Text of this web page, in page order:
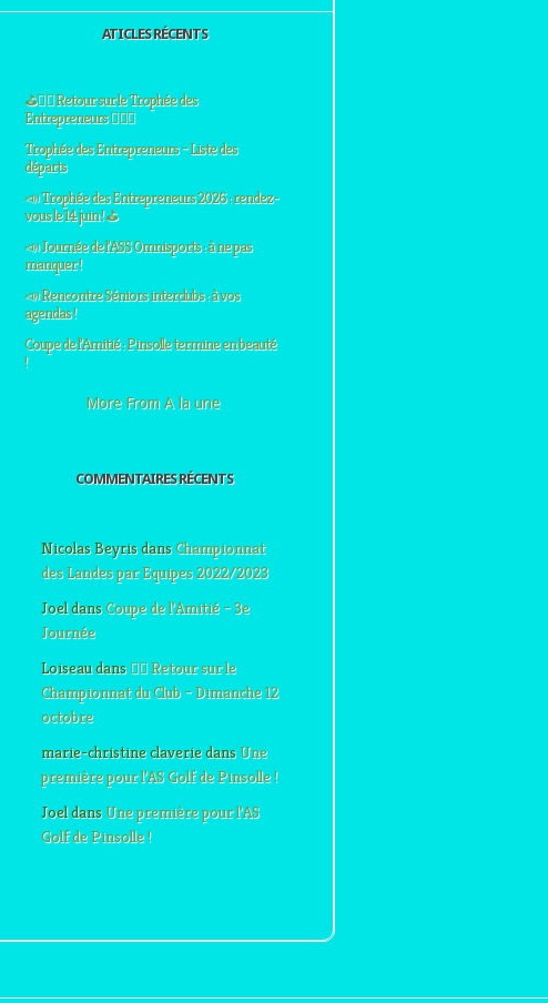
ATICLES RÉCENTS
⛳🏌️‍♀️ Retour sur le Trophée des
Entrepreneurs 🏌️‍♂️⛳
Trophée des Entrepreneurs – Liste des
départs
📣 Trophée des Entrepreneurs 2026 : rendez-
vous le 14 juin ! ⛳
📣 Journée de l’ASS Omnisports : à ne pas
manquer !
📣 Rencontre Séniors interclubs : à vos
agendas !
Coupe de l’Amitié : Pinsolle termine en beauté
!
More From A la une
COMMENTAIRES RÉCENTS
Nicolas BeyrisdansChampionnat
des Landes par Equipes 2022/2023
JoeldansCoupe de l’Amitié – 3e
Journée
Loiseaudans🏌️‍♂️ Retour sur le
Championnat du Club – Dimanche 12
octobre
marie-christine claveriedansUne
première pour l’AS Golf de Pinsolle !
JoeldansUne première pour l’AS
Golf de Pinsolle !